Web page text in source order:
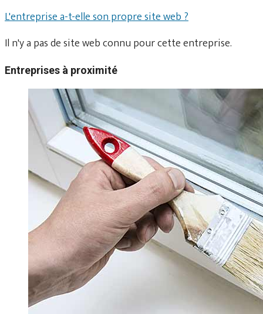
L'entreprise a-t-elle son propre site web ?
Il n'y a pas de site web connu pour cette entreprise.
Entreprises à proximité